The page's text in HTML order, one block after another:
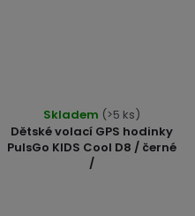
Dětské volací GPS hodinky
PulsGo KIDS Cool D8 / černé
/
Skladem (>5 ks)